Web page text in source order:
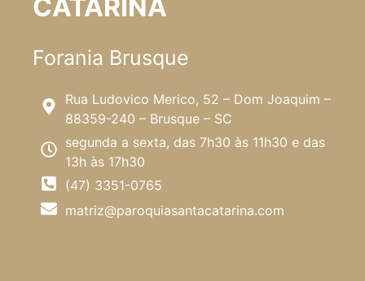
CATARINA
Forania Brusque
Rua Ludovico Merico, 52 – Dom Joaquim –
88359-240 – Brusque – SC
segunda a sexta, das 7h30 às 11h30 e das
13h às 17h30
(47) 3351-0765
matriz@paroquiasantacatarina.com